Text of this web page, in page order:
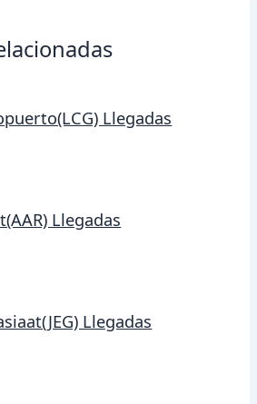
Llegadas
Llegadas
Llegadas